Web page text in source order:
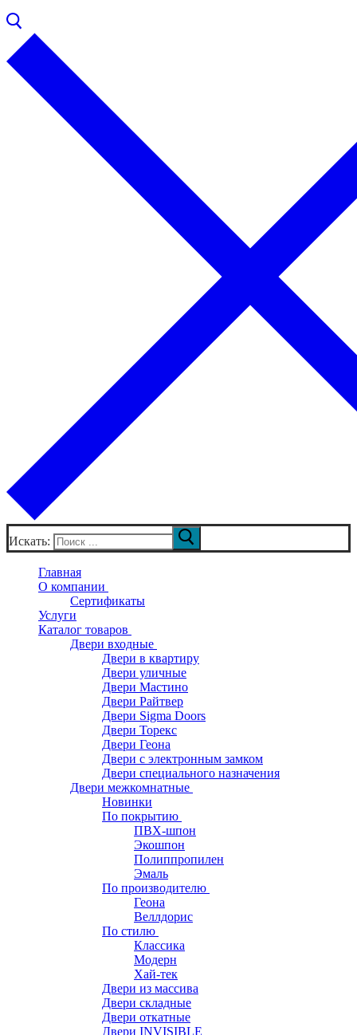
Искать:
Главная
О компании
Сертификаты
Услуги
Каталог товаров
Двери входные
Двери в квартиру
Двери уличные
Двери Мастино
Двери Райтвер
Двери Sigma Doors
Двери Торекс
Двери Геона
Двери с электронным замком
Двери специального назначения
Двери межкомнатные
Новинки
По покрытию
ПВХ-шпон
Экошпон
Полиппропилен
Эмаль
По производителю
Геона
Веллдорис
По стилю
Классика
Модерн
Хай-тек
Двери из массива
Двери складные
Двери откатные
Двери INVISIBLE